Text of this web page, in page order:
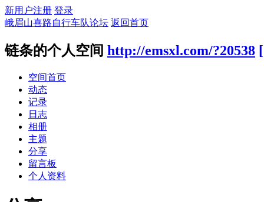
新用户注册 登录
峨眉山喜路自行车队论坛 返回首页
链条的个人空间 http://emsxl.com/?20538
空间首页
动态
记录
日志
相册
主题
分享
留言板
个人资料